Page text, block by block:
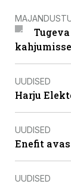
UUDISED
Harju
UUDISED
Enefit
UUDISED